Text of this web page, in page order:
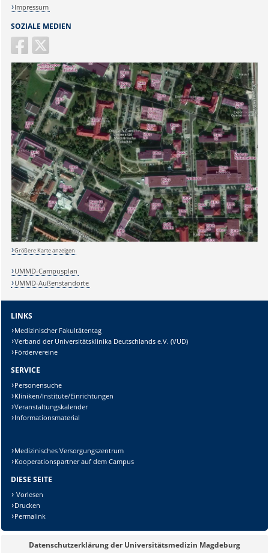
Sicherheitsabfrage:
SOZIALE MEDIEN
Impressum
Größere Karte anzeigen
UMMD-Campusplan
UMMD-Außenstandorte
LINKS
Medizinischer Fakultätentag
Verband der Universitätsklinika Deutschlands e.V. (VUD)
Fördervereine
SERVICE
Personensuche
Kliniken/Institute/Einrichtungen
Veranstaltungskalender
Informationsmaterial
Medizinisches Versorgungszentrum
Kooperationspartner auf dem Campus
DIESE SEITE
Vorlesen
Drucken
Permalink
Datenschutzerklärung der Universitätsmedizin Magdeburg